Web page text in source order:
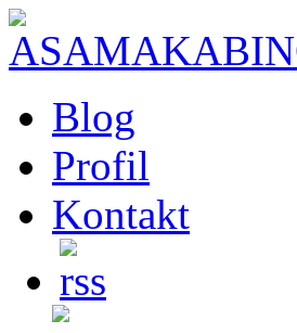
Blog
Profil
Kontakt